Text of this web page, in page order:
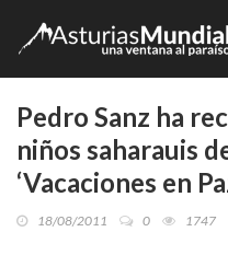
Pedro Sanz ha
niños saharauis
‘Vacaciones en
18/08/2011 0 1747